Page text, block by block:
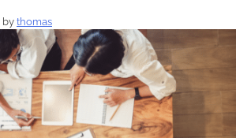
by thomas